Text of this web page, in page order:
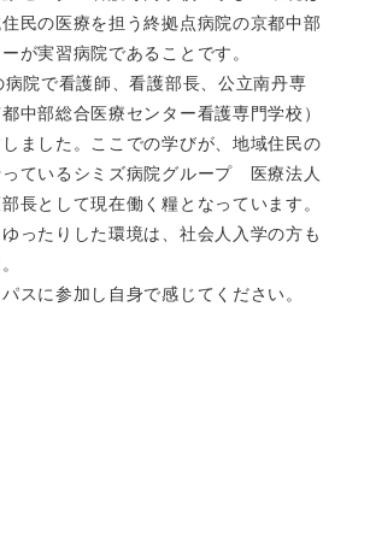
民の医療を担う終拠点病院の京都中部
が実習病院であることです。
院で看護師、看護部長、公立南丹専
中部総合医療センター看護専門学校）
ました。ここでの学びが、地域住民の
ているシミズ病院グループ 医療法人
長として現在働く糧となっています。
ったりした環境は、社会人入学の方も
スに参加し自身で感じてください。